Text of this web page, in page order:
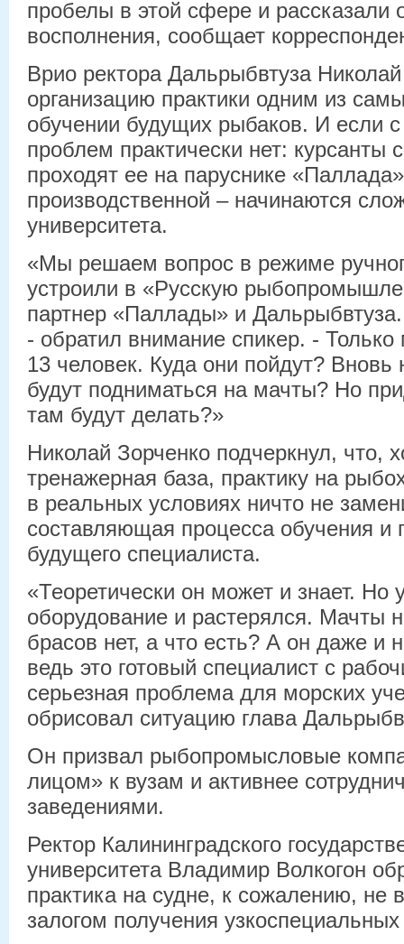
пробелы в этой сфере и рассказали
восполнения, сообщает
Врио ректора Дальрыбвтуза
организацию практики одним из
обучении будущих рыбаков. И если с
проблем практически нет: курсанты
проходят ее на паруснике
производственной – начинаются
университета.
«Мы решаем вопрос в режиме
устроили в «Русскую
партнер «Паллады» и
- обратил внимание спикер. -
13 человек. Куда они пойдут?
будут подниматься на мачты? Но
там будут делать?»
Николай Зорченко подчеркнул, что,
тренажерная база, практику на
в реальных условиях ничто не
составляющая процесса обучения и
будущего специалиста.
«Теоретически он может и знает. Но
оборудование и растерялся. Мачты
брасов нет, а что есть? А он даже и
ведь это готовый специалист с
серьезная проблема для морских
обрисовал ситуацию глава
Он призвал рыбопромысловые
лицом» к вузам и активнее
заведениями.
Ректор Калининградского
университета Владимир Волкогон
практика на судне, к сожалению, не
залогом получения